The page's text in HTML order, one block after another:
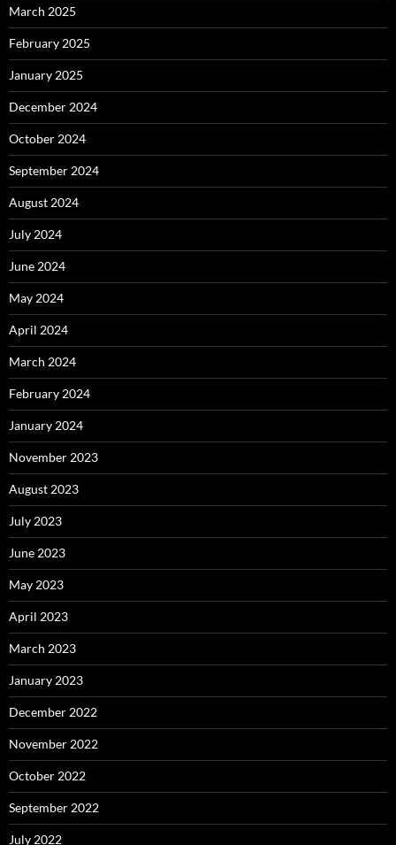
March 2025
February 2025
January 2025
December 2024
October 2024
September 2024
August 2024
July 2024
June 2024
May 2024
April 2024
March 2024
February 2024
January 2024
November 2023
August 2023
July 2023
June 2023
May 2023
April 2023
March 2023
January 2023
December 2022
November 2022
October 2022
September 2022
July 2022